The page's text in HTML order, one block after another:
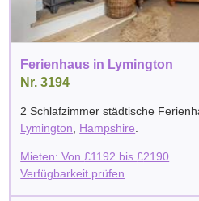
Ferienhaus in Lymington
Nr. 3194
2 Schlafzimmer städtische
Lymington
Hampshire
Mieten: Von£1192 bis£2190
Verfügbarkeit prüfen